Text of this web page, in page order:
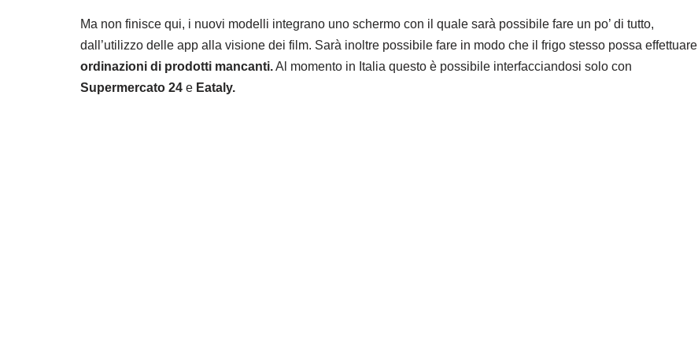
Ma non finisce qui, i nuovi modelli integrano uno schermo con il quale sarà possibile fare un po’ di tutto,
dall’utilizzo delle app alla visione dei film. Sarà inoltre possibile fare in modo che il frigo stesso possa effettuare
ordinazioni di prodotti mancanti.Al momento in Italia questo è possibile interfacciandosi solo con
Supermercato 24 e Eataly.